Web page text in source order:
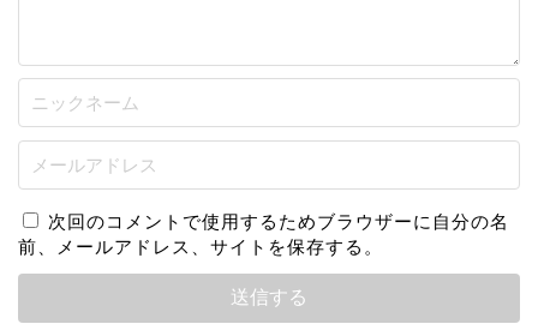
次回のコメントで使用するためブラウザーに自分の名
前、メールアドレス、サイトを保存する。